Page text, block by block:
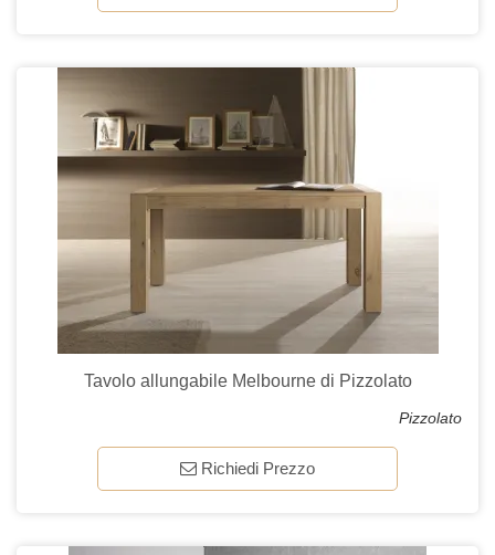
Tavolo allungabile Melbourne di Pizzolato
Pizzolato
Richiedi Prezzo